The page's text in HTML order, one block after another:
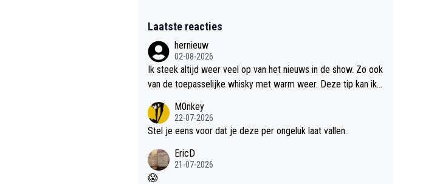
Laatste reacties
hernieuw
02-08-2026
Ik steek altijd weer veel op van het nieuws in de show. Zo ook
van de toepasselijke whisky met warm weer. Deze tip kan ik
M0nkey
22-07-2026
Stel je eens voor dat je deze per ongeluk laat vallen..
EricD
21-07-2026
😱